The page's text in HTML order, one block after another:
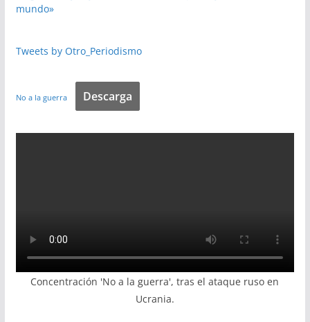
mundo»
Tweets by Otro_Periodismo
No a la guerra Descarga
Concentración 'No a la guerra', tras el ataque ruso en
Ucrania.